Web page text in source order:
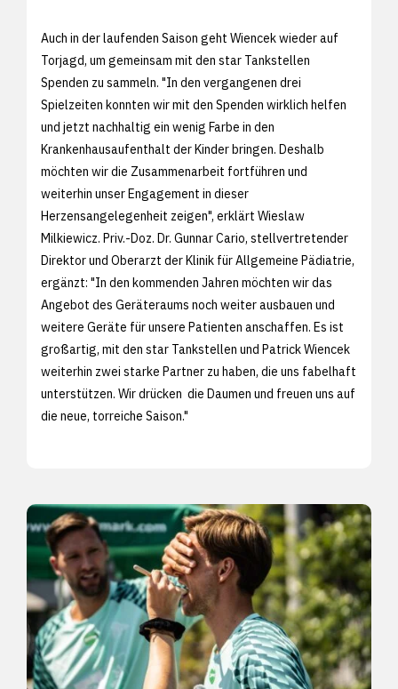
Auch in der laufenden Saison geht Wiencek wieder auf
Torjagd, um gemeinsam mit den star Tankstellen
Spenden zu sammeln. "In den vergangenen drei
Spielzeiten konnten wir mit den Spenden wirklich helfen
und jetzt nachhaltig ein wenig Farbe in den
Krankenhausaufenthalt der Kinder bringen. Deshalb
möchten wir die Zusammenarbeit fortführen und
weiterhin unser Engagement in dieser
Herzensangelegenheit zeigen", erklärt Wieslaw
Milkiewicz. Priv.-Doz. Dr. Gunnar Cario, stellvertretender
Direktor und Oberarzt der Klinik für Allgemeine Pädiatrie,
ergänzt: "In den kommenden Jahren möchten wir das
Angebot des Geräteraums noch weiter ausbauen und
weitere Geräte für unsere Patienten anschaffen. Es ist
großartig, mit den star Tankstellen und Patrick Wiencek
weiterhin zwei starke Partner zu haben, die uns fabelhaft
unterstützen. Wir drücken die Daumen und freuen uns auf
die neue, torreiche Saison."